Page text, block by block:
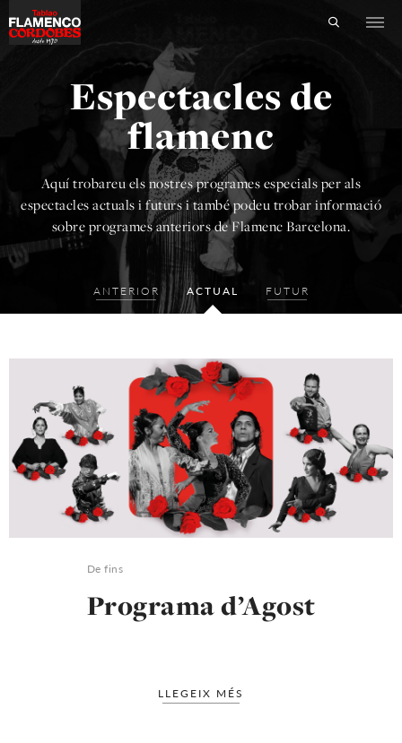
Espectacles de
flamenc
Aquí trobareu els nostres programes especials per als
espectacles actuals i futurs i també podeu trobar informació
sobre programes anteriors deFlamenc Barcelona.
ANTERIOR ACTUAL FUTUR
De fins
Programa d’Agost
LLEGEIX MÉS